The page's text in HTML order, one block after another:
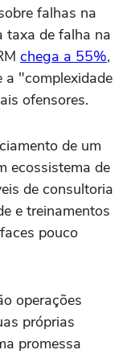
falhas na
taxa de falha na
chega a 55%,
a "complexidade
ofensores.
de um
ecossistema de
de consultoria
e treinamentos
pouco
operações
próprias
promessa